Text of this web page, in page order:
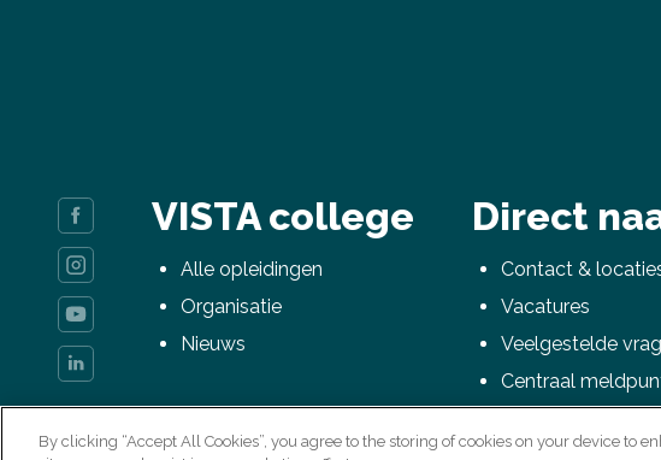
VISTA college
Alle opleidingen
Organisatie
Nieuws
Direct
Contact &
Vacatures
Veelgestelde
Centraal
By clicking “Accept All Cookies”, you agree to the storing of cookies on your device to